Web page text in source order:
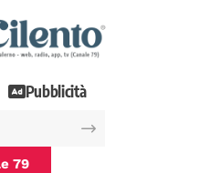
Pubblicità
79